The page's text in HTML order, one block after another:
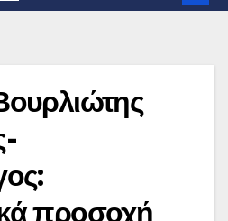
προσοχή